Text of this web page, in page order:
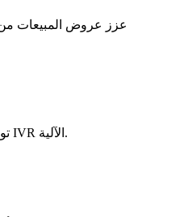
عزز عروض المبيعات
توفير دعم العملاء من خلال استجابات IVR الآلية.